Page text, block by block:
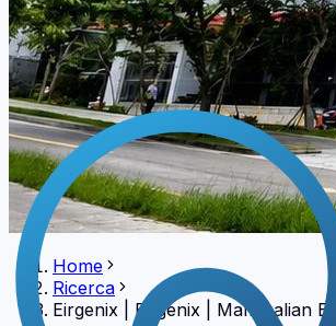
Home
Ricerca
Eirgenix
Eirgenix | Mammalian